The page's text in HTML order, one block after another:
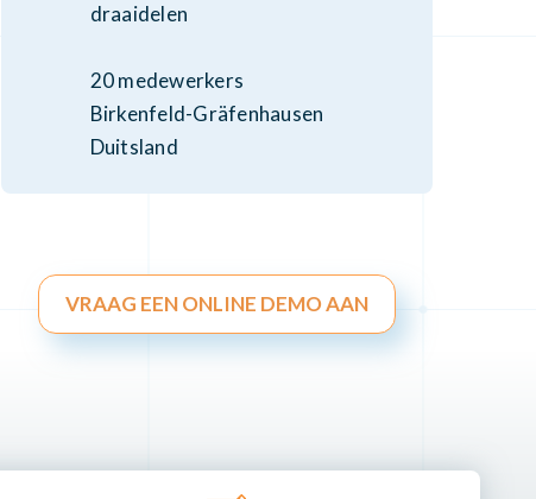
draaidelen
20 medewerkers
Birkenfeld-Gräfenhausen
Duitsland
VRAAG EEN ONLINE DEMO AAN